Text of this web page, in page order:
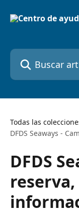
Buscar artículos...
Todas las
DFDS Seaways -
DFDS